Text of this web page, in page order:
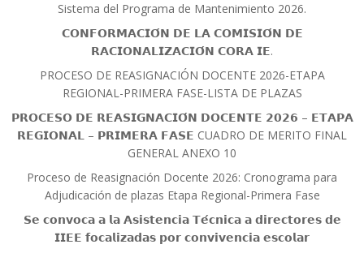
Sistema del Programa de Mantenimiento 2026.
𝗖𝗢𝗡𝗙𝗢𝗥𝗠𝗔𝗖𝗜𝗢́𝗡 𝗗𝗘 𝗟𝗔 𝗖𝗢𝗠𝗜𝗦𝗜𝗢́𝗡 𝗗𝗘
𝗥𝗔𝗖𝗜𝗢𝗡𝗔𝗟𝗜𝗭𝗔𝗖𝗜𝗢́𝗡 𝗖𝗢𝗥𝗔 𝗜𝗘.
PROCESO DE REASIGNACIÓN DOCENTE 2026-ETAPA
REGIONAL-PRIMERA FASE-LISTA DE PLAZAS
𝗣𝗥𝗢𝗖𝗘𝗦𝗢 𝗗𝗘 𝗥𝗘𝗔𝗦𝗜𝗚𝗡𝗔𝗖𝗜𝗢́𝗡 𝗗𝗢𝗖𝗘𝗡𝗧𝗘 𝟮𝟬𝟮𝟲 – 𝗘𝗧𝗔𝗣𝗔
𝗥𝗘𝗚𝗜𝗢𝗡𝗔𝗟 – 𝗣𝗥𝗜𝗠𝗘𝗥𝗔 𝗙𝗔𝗦𝗘 CUADRO DE MERITO FINAL
GENERAL ANEXO 10
Proceso de Reasignación Docente 2026: Cronograma para
Adjudicación de plazas Etapa Regional-Primera Fase
𝗦𝗲 𝗰𝗼𝗻𝘃𝗼𝗰𝗮 𝗮 𝗹𝗮 𝗔𝘀𝗶𝘀𝘁𝗲𝗻𝗰𝗶𝗮 𝗧𝗲́𝗰𝗻𝗶𝗰𝗮 𝗮 𝗱𝗶𝗿𝗲𝗰𝘁𝗼𝗿𝗲𝘀 𝗱𝗲
𝗜𝗜𝗘𝗘 𝗳𝗼𝗰𝗮𝗹𝗶𝘇𝗮𝗱𝗮𝘀 𝗽𝗼𝗿 𝗰𝗼𝗻𝘃𝗶𝘃𝗲𝗻𝗰𝗶𝗮 𝗲𝘀𝗰𝗼𝗹𝗮𝗿